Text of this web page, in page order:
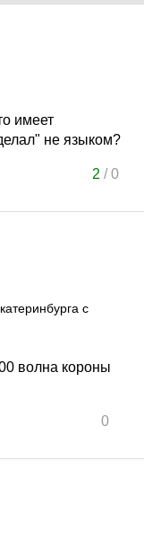
имеет
не языком?
2 /0
с
волна короны
0